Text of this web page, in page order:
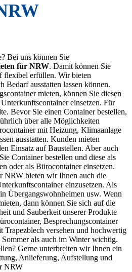
Bei uns können Sie
für NRW. Damit können Sie
flexibel erfüllen. Wir bieten
Bedarf ausstatten lassen können.
mieten, können Sie diesen
einsetzen. Für
Bevor Sie einen Container bestellen,
über alle Möglichkeiten
mit Heizung, Klimaanlage
ausstatten. Kunden mieten
Einsatz auf Baustellen. Aber auch
Container bestellen und diese als
oder als Bürocontainer einsetzen.
NRW bieten wir Ihnen auch die
einzusetzen. Als
Übergangswohnheimen usw. Wenn
dann können Sie sich auf die
und Sauberkeit unserer Produkte
Besprechungscontainer
Trapezblech versehen und hochwertig
als auch im Winter wichtig.
Gerne unterbreiten wir Ihnen ein
Anlieferung, Aufstellung und
NRW